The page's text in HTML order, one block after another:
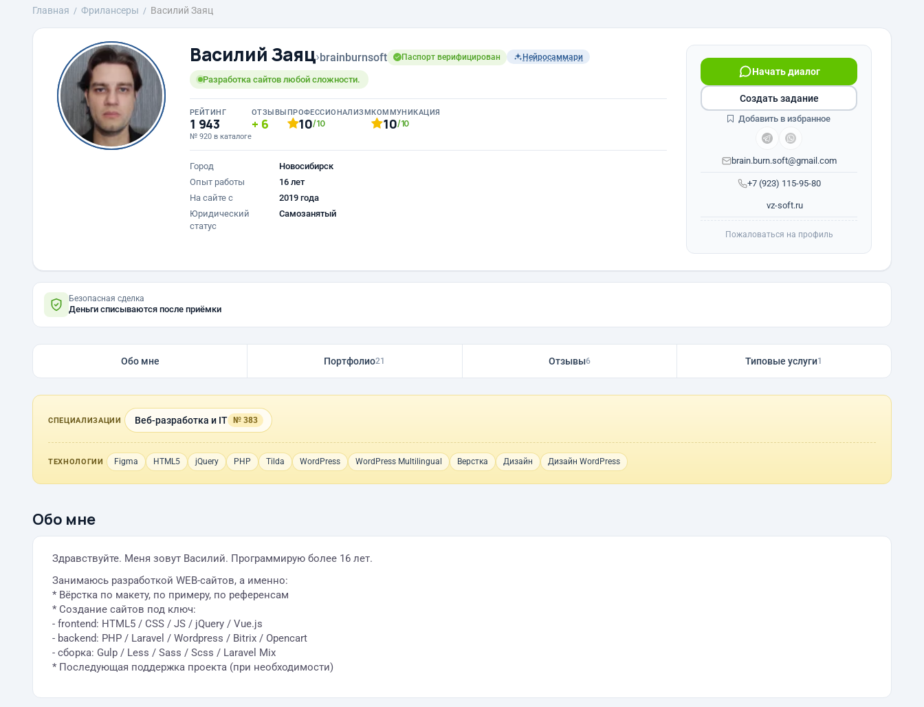
Главная Фрилансеры Василий Заяц
Василий Заяц›brainburnsoft Паспорт верифицирован Нейросаммари
Разработка сайтов любой сложности.
РЕЙТИНГ
1 943
№ 920 в каталоге
ОТЗЫВЫ
6
ПРОФЕССИОНАЛИЗМ
10/10
КОММУНИКАЦИЯ
10/10
Город
Новосибирск
Опыт работы
16 лет
На сайте с
2019 года
Юридический
статус
Самозанятый
+7 (923) 115-95-80
Начать диалог
brain.burn.soft@gmail.com
vz-soft.ru
Создать задание
Добавить в избранное
Пожаловаться на профиль
Безопасная сделка
Деньги списываются после приёмки
Обо мне Портфолио21 Отзывы6 Типовые услуги1
СПЕЦИАЛИЗАЦИИ Веб-разработка и IT № 383
ТЕХНОЛОГИИ Figma HTML5 jQuery PHP Tilda WordPress WordPress Multilingual Верстка Дизайн Дизайн WordPress
Обо мне
Здравствуйте. Меня зовут Василий. Программирую более 16 лет.
Занимаюсь разработкой WEB-сайтов, а именно:
* Вёрстка по макету, по примеру, по референсам
* Создание сайтов под ключ:
- frontend: HTML5 / CSS / JS / jQuery / Vue.js
- backend: PHP / Laravel / Wordpress / Bitrix / Opencart
- сборка: Gulp / Less / Sass / Scss / Laravel Mix
* Последующая поддержка проекта (при необходимости)